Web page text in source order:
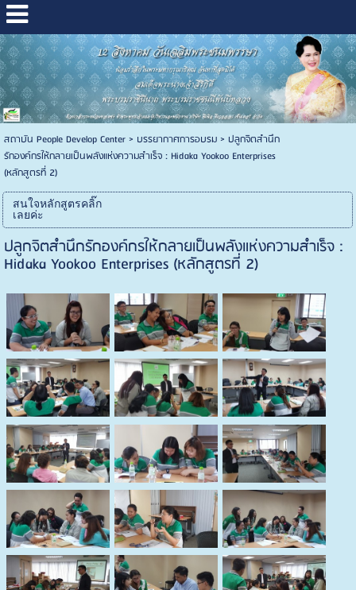
สถาบัน People Develop Center> บรรยากาศการอบรม> ปลูกจิตสำนึก
รักองค์กรให้กลายเป็นพลังแห่งความสำเร็จ : Hidaka Yookoo Enterprises
(หลักสูตรที่ 2)
สนใจหลักสูตรคลิ๊ก
เลยค่ะ
ปลูกจิตสำนึกรักองค์กรให้กลายเป็นพลังแห่งความสำเร็จ :
Hidaka Yookoo Enterprises (หลักสูตรที่ 2)